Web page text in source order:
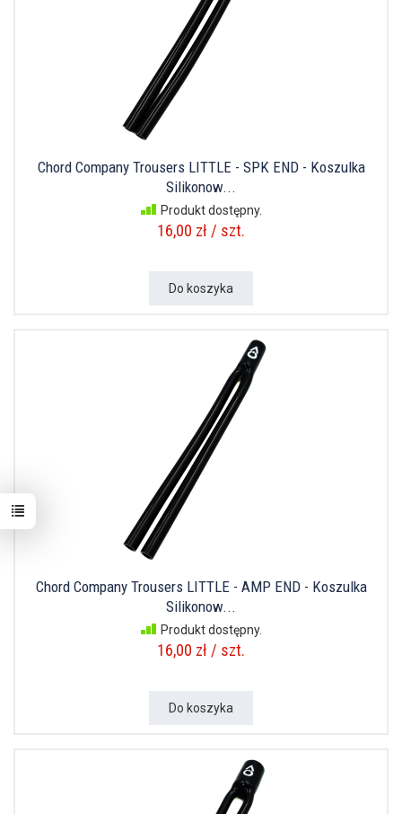
Chord Company Trousers LITTLE - SPK END - Koszulka
Silikonow...
Produkt dostępny.
16,00 zł / szt.
Do koszyka
Chord Company Trousers LITTLE - AMP END - Koszulka
Silikonow...
Produkt dostępny.
16,00 zł / szt.
Do koszyka